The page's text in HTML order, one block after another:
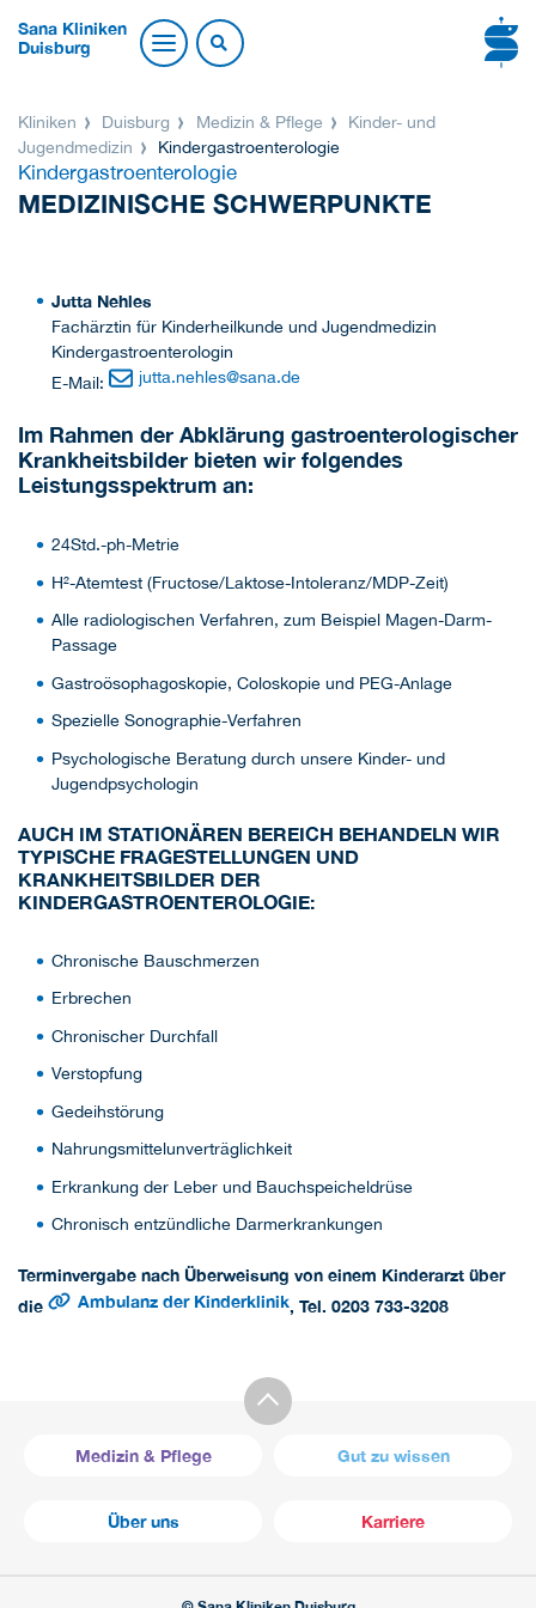
Sana Kliniken
Duisburg
Kliniken Duisburg Medizin & Pflege
Kinder- und
Jugendmedizin
Kinder­gastro­enterologie
Kindergastroenterologie
MEDIZINISCHE SCHWERPUNKTE
Jutta Nehles
Fachärztin für Kinderheilkunde und Jugendmedizin
Kindergastroenterologin
E-Mail:
jutta.nehles@sana.de
Im Rahmen der Abklärung gastroenterologischer
Krankheitsbilder bieten wir folgendes
Leistungsspektrum an:
24Std.-ph-Metrie
H²-Atemtest (Fructose/Laktose-Intoleranz/MDP-Zeit)
Alle radiologischen Verfahren, zum Beispiel Magen-Darm-
Passage
Gastroösophagoskopie, Coloskopie und PEG-Anlage
Spezielle Sonographie-Verfahren
Psychologische Beratung durch unsere Kinder- und
Jugendpsychologin
AUCH IM STATIONÄREN BEREICH BEHANDELN WIR
TYPISCHE FRAGESTELLUNGEN UND
KRANKHEITSBILDER DER
KINDERGASTROENTEROLOGIE:
Chronische Bauschmerzen
Erbrechen
Chronischer Durchfall
Verstopfung
Gedeihstörung
Nahrungsmittelunverträglichkeit
Erkrankung der Leber und Bauchspeicheldrüse
Chronisch entzündliche Darmerkrankungen
Terminvergabe nach Überweisung von einem Kinderarzt über
die
Ambulanz der Kinderklinik, Tel. 0203 733-3208
Medizin & Pflege Gut zu wissen
Über uns Karriere